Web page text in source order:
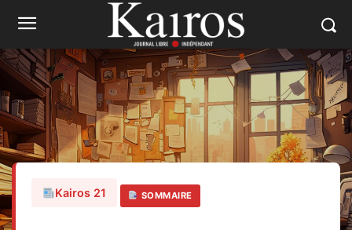
Kairos 21 SOMMAIRE